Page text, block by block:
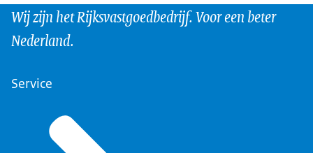
Wij zijn het Rijksvastgoedbedrijf. Voor een beter
Nederland.
Service